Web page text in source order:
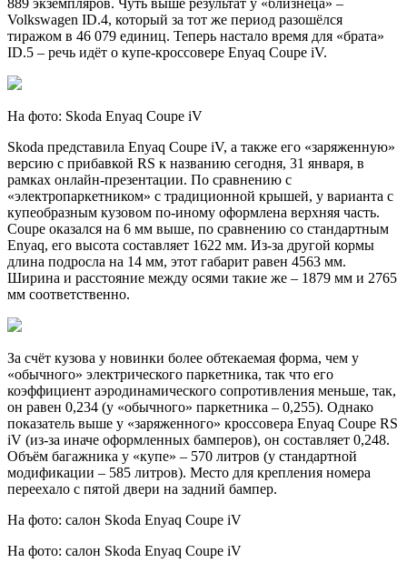
889 экземпляров. Чуть выше результат у «близнеца» –
Volkswagen ID.4, который за тот же период разошёлся
тиражом в 46 079 единиц. Теперь настало время для «брата»
ID.5 – речь идёт о купе-кроссовере Enyaq Coupe iV.
На фото: Skoda Enyaq Coupe iV
Skoda представила Enyaq Coupe iV, а также его «заряженную»
версию с прибавкой RS к названию сегодня, 31 января, в
рамках онлайн-презентации. По сравнению с
«электропаркетником» с традиционной крышей, у варианта с
купеобразным кузовом по-иному оформлена верхняя часть.
Coupe оказался на 6 мм выше, по сравнению со стандартным
Enyaq, его высота составляет 1622 мм. Из-за другой кормы
длина подросла на 14 мм, этот габарит равен 4563 мм.
Ширина и расстояние между осями такие же – 1879 мм и 2765
мм соответственно.
За счёт кузова у новинки более обтекаемая форма, чем у
«обычного» электрического паркетника, так что его
коэффициент аэродинамического сопротивления меньше, так,
он равен 0,234 (у «обычного» паркетника – 0,255). Однако
показатель выше у «заряженного» кроссовера Enyaq Coupe RS
iV (из-за иначе оформленных бамперов), он составляет 0,248.
Объём багажника у «купе» – 570 литров (у стандартной
модификации – 585 литров). Место для крепления номера
переехало с пятой двери на задний бампер.
На фото: салон Skoda Enyaq Coupe iV
На фото: салон Skoda Enyaq Coupe iV